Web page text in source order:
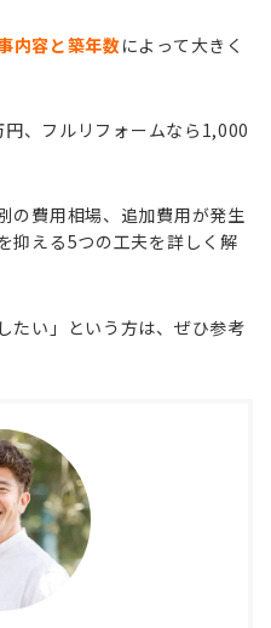
内容と築年数によって大きく
、フルリフォームなら1,000
の費用相場、追加費用が発生
抑える5つの工夫を詳しく解
たい」という方は、ぜひ参考